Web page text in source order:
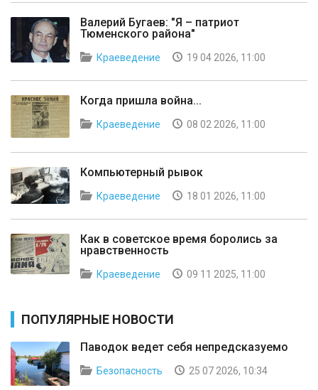
Валерий Бугаев: "Я – патриот
Тюменского района"
Краеведение 19 04 2026, 11:00
Когда пришла война...
Краеведение 08 02 2026, 11:00
Компьютерный рывок
Краеведение 18 01 2026, 11:00
Как в советское время боролись за
нравственность
Краеведение 09 11 2025, 11:00
ПОПУЛЯРНЫЕ НОВОСТИ
Паводок ведет себя непредсказуемо
Безопасность 25 07 2026, 10:34